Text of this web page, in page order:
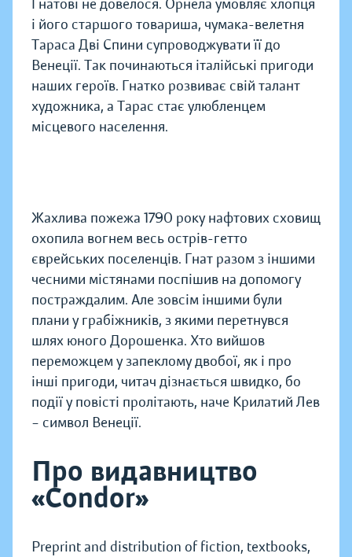
Гнатові не довелося. Орнела умовляє хлопця
і його старшого товариша, чумака-велетня
Тараса Дві Спини супроводжувати її до
Венеції. Так починаються італійські пригоди
наших героїв. Гнатко розвиває свій талант
художника, а Тарас стає улюбленцем
місцевого населення.
Жахлива пожежа 1790 року нафтових сховищ
охопила вогнем весь острів-гетто
єврейських поселенців. Гнат разом з іншими
чесними містянами поспішив на допомогу
постраждалим. Але зовсім іншими були
плани у грабіжників, з якими перетнувся
шлях юного Дорошенка. Хто вийшов
переможцем у запеклому двобої, як і про
інші пригоди, читач дізнається швидко, бо
події у повісті пролітають, наче Крилатий Лев
– символ Венеції.
Про видавництво
«Condor»
Preprint and distribution of fiction, textbooks,